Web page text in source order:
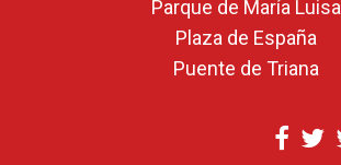
Parque de María Luisa
Plaza de España
Puente de Triana